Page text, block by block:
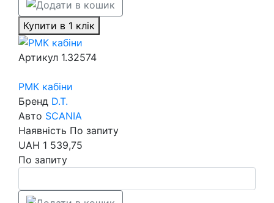
Купити в 1 клік
Артикул 1.32574
РМК кабіни
Бренд D.T.
Авто SCANIA
Наявність По запиту
UAH 1 539,75
По запиту